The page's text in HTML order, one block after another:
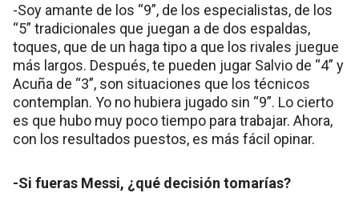
-Soy amante de los “9”, de los especialistas, de los
“5” tradicionales que juegan a de dos espaldas,
toques, que de un haga tipo a que los rivales juegue
más largos. Después, te pueden jugar Salvio de “4” y
Acuña de “3”, son situaciones que los técnicos
contemplan. Yo no hubiera jugado sin “9”. Lo cierto
es que hubo muy poco tiempo para trabajar. Ahora,
con los resultados puestos, es más fácil opinar.
-Si fueras Messi, ¿qué decisión tomarías?